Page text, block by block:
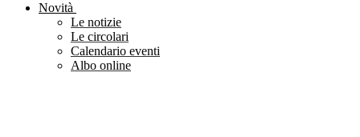
Novità
Le notizie
Le circolari
Calendario eventi
Albo online